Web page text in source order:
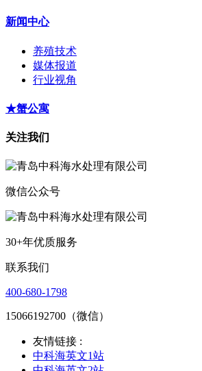
新闻中心
养殖技术
媒体报道
行业视角
★蟹公寓
关注我们
微信公众号
30+年优质服务
联系我们
400-680-1798
15066192700（微信）
友情链接 :
中科海英文1站